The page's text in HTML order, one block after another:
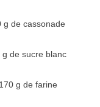
g de cassonade
g de sucre blanc
170 g de farine